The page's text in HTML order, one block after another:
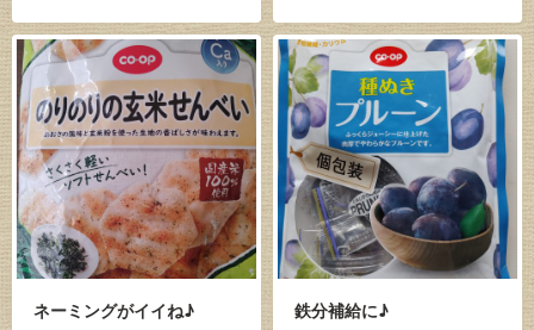
ネーミングがイイね♪ 鉄分補給に♪